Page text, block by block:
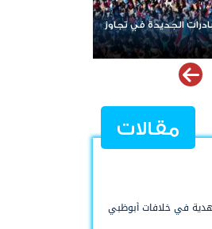
بين فوهة الحرب وطاولة التفاوض..
الإيراني تعيد إشعال أسواق الطاقة
مقالات
في خلافات أبوظبي